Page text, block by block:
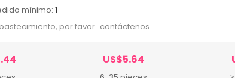
mínimo: 1
por favor contáctenos.
US$5.64